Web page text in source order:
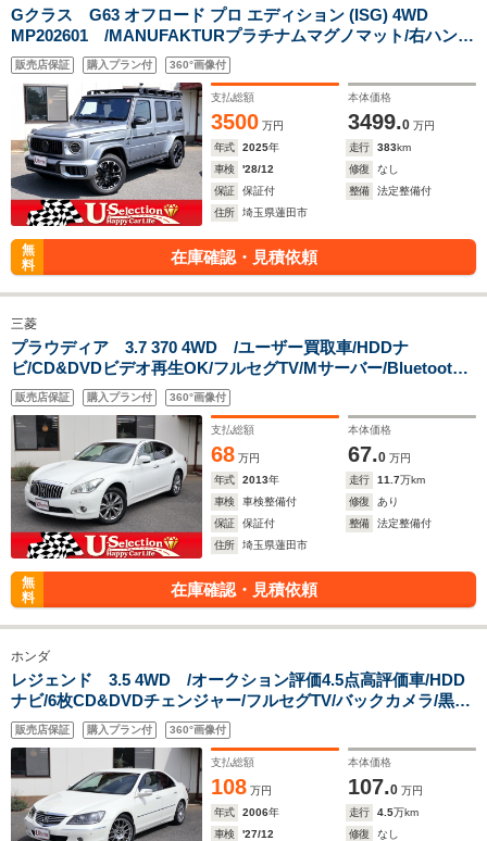
Gクラス G63 オフロード プロ エディション (ISG) 4WD
MP202601 /MANUFAKTURプラチナムマグノマット/右ハンド
ル/限定45台/ルーフラゲッジ/背面タイヤホルダー/20インチ
AMGホイール/ナッパレザーダッシュボード&ルーフハンドル/
スマートキー/ワンオーナー/純正ナビ/買取車
販売店保証 購入プラン付 360°画像付
支払総額
3500 万円
本体価格
3499.0 万円
年式
2025年 走行 383km
車検
'28/12 修復
なし
保証
保証付 整備
法定整備付
住所
埼玉県蓮田市
無
料
在庫確認・見積依頼
三菱
プラウディア 3.7 370 4WD /ユーザー買取車/HDDナ
ビ/CD&DVDビデオ再生OK/フルセグTV/Mサーバー/Bluetooth/
黒半革シート/助手席オットマン/前席パワーシート/追従クルコ
ン/バック&サイドカメラ/18インチアルミ/前後コーナーセンサ
ー/4WD
販売店保証 購入プラン付 360°画像付
支払総額
68 万円
本体価格
67.0 万円
年式
2013年 走行 11.7万km
車検
車検整備付 修復
あり
保証
保証付 整備
法定整備付
住所
埼玉県蓮田市
無
料
在庫確認・見積依頼
ホンダ
レジェンド 3.5 4WD /オークション評価4.5点高評価車/HDD
ナビ/6枚CD&DVDチェンジャー/フルセグTV/バックカメラ/黒革
エアコンシート/パドルシフト/TEIN製車高調/BBS19インチアル
ミ/スマートキー
販売店保証 購入プラン付 360°画像付
支払総額
108 万円
本体価格
107.0 万円
年式
2006年 走行 4.5万km
車検
'27/12 修復
なし